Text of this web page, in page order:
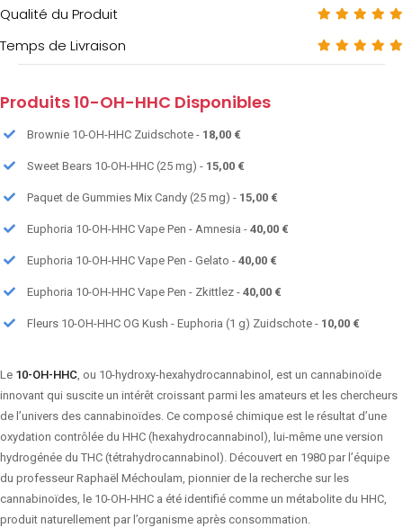
Qualité du Produit
Temps de Livraison
Produits 10-OH-HHC Disponibles
Brownie 10-OH-HHC Zuidschote - 18,00 €
Sweet Bears 10-OH-HHC (25 mg) - 15,00 €
Paquet de Gummies Mix Candy (25 mg) - 15,00 €
Euphoria 10-OH-HHC Vape Pen - Amnesia - 40,00 €
Euphoria 10-OH-HHC Vape Pen - Gelato - 40,00 €
Euphoria 10-OH-HHC Vape Pen - Zkittlez - 40,00 €
Fleurs 10-OH-HHC OG Kush - Euphoria (1 g) Zuidschote - 10,00 €
Le 10-OH-HHC, ou 10-hydroxy-hexahydrocannabinol, est un cannabinoïde
innovant qui suscite un intérêt croissant parmi les amateurs et les chercheurs
de l’univers des cannabinoïdes. Ce composé chimique est le résultat d’une
oxydation contrôlée du HHC (hexahydrocannabinol), lui-même une version
hydrogénée du THC (tétrahydrocannabinol). Découvert en 1980 par l’équipe
du professeur Raphaël Méchoulam, pionnier de la recherche sur les
cannabinoïdes, le 10-OH-HHC a été identifié comme un métabolite du HHC,
produit naturellement par l’organisme après consommation.